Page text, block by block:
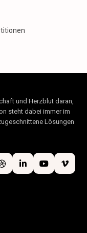
und Herzblut daran,
steht dabei immer im
Lösungen